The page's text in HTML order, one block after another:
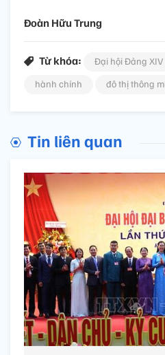
Đoàn Hữu Trung
Từ khóa: Đại hội Đảng XIV
hành chính
đô thị thông
Tin liên quan